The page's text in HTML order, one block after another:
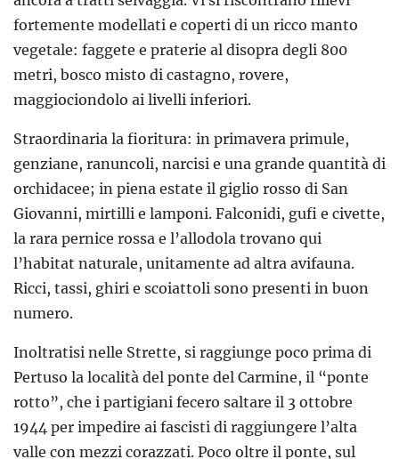
fortemente modellati e coperti di un ricco manto
vegetale: faggete e praterie al disopra degli 800
metri, bosco misto di castagno, rovere,
maggiociondolo ai livelli inferiori.
Straordinaria la fioritura: in primavera primule,
genziane, ranuncoli, narcisi e una grande quantità di
orchidacee; in piena estate il giglio rosso di San
Giovanni, mirtilli e lamponi. Falconidi, gufi e civette,
la rara pernice rossa e l’allodola trovano qui
l’habitat naturale, unitamente ad altra avifauna.
Ricci, tassi, ghiri e scoiattoli sono presenti in buon
numero.
Inoltratisi nelle Strette, si raggiunge poco prima di
Pertuso la località del ponte del Carmine, il “ponte
rotto”, che i partigiani fecero saltare il 3 ottobre
1944 per impedire ai fascisti di raggiungere l’alta
valle con mezzi corazzati. Poco oltre il ponte, sul